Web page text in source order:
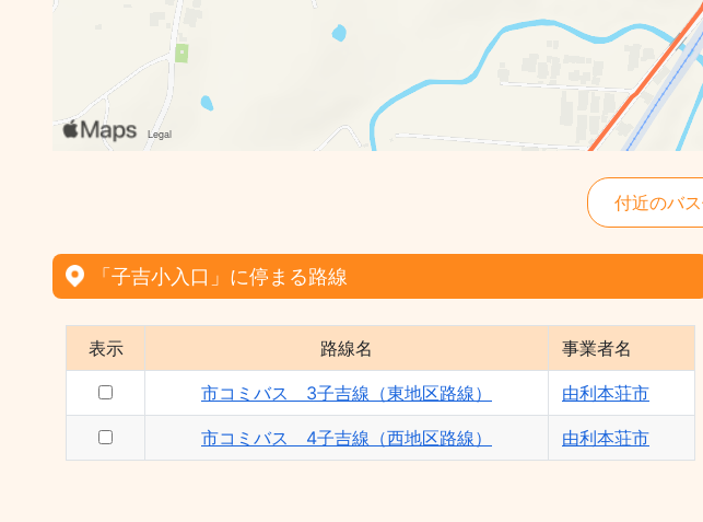
付近のバ
「子吉小入口」に停まる路線
表示 路線名 事業者名
市コミバス 3子吉線（東地区路線） 由利本荘市
市コミバス 4子吉線（西地区路線） 由利本荘市